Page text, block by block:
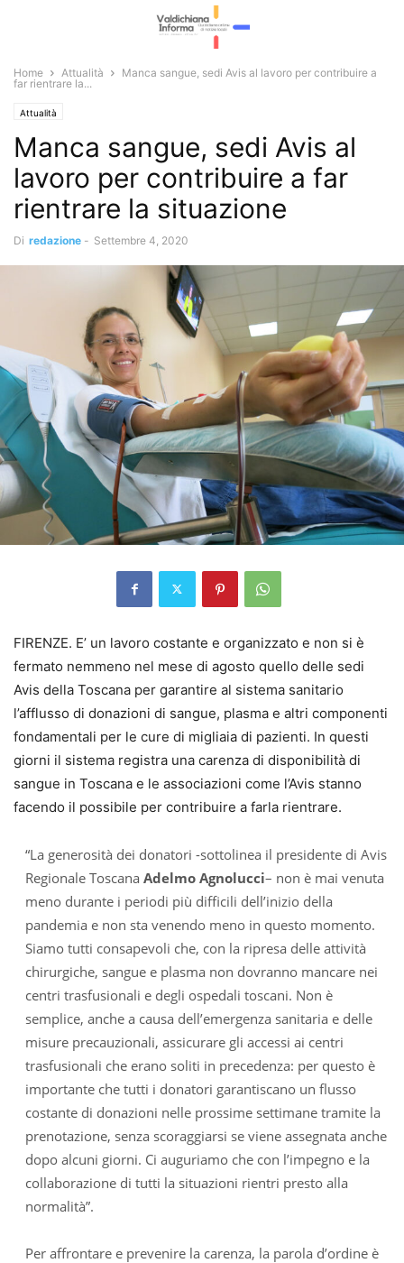
Home Attualità
Manca sangue, sedi Avis al lavoro per contribuire a
far rientrare la...
Attualità
Manca sangue, sedi Avis al
lavoro per contribuire a far
rientrare la situazione
Di redazione - Settembre 4, 2020
FIRENZE. E’ un lavoro costante e organizzato e non si è
fermato nemmeno nel mese di agosto quello delle sedi
Avis della Toscana per garantire al sistema sanitario
l’afflusso di donazioni di sangue, plasma e altri componenti
fondamentali per le cure di migliaia di pazienti. In questi
giorni il sistema registra una carenza di disponibilità di
sangue in Toscana e le associazioni come l’Avis stanno
facendo il possibile per contribuire a farla rientrare.
“La generosità dei donatori -sottolinea il presidente di Avis
Regionale Toscana Adelmo Agnolucci– non è mai venuta
meno durante i periodi più difficili dell’inizio della
pandemia e non sta venendo meno in questo momento.
Siamo tutti consapevoli che, con la ripresa delle attività
chirurgiche, sangue e plasma non dovranno mancare nei
centri trasfusionali e degli ospedali toscani. Non è
semplice, anche a causa dell’emergenza sanitaria e delle
misure precauzionali, assicurare gli accessi ai centri
trasfusionali che erano soliti in precedenza: per questo è
importante che tutti i donatori garantiscano un flusso
costante di donazioni nelle prossime settimane tramite la
prenotazione, senza scoraggiarsi se viene assegnata anche
dopo alcuni giorni. Ci auguriamo che con l’impegno e la
collaborazione di tutti la situazioni rientri presto alla
normalità”.
Per affrontare e prevenire la carenza, la parola d’ordine è